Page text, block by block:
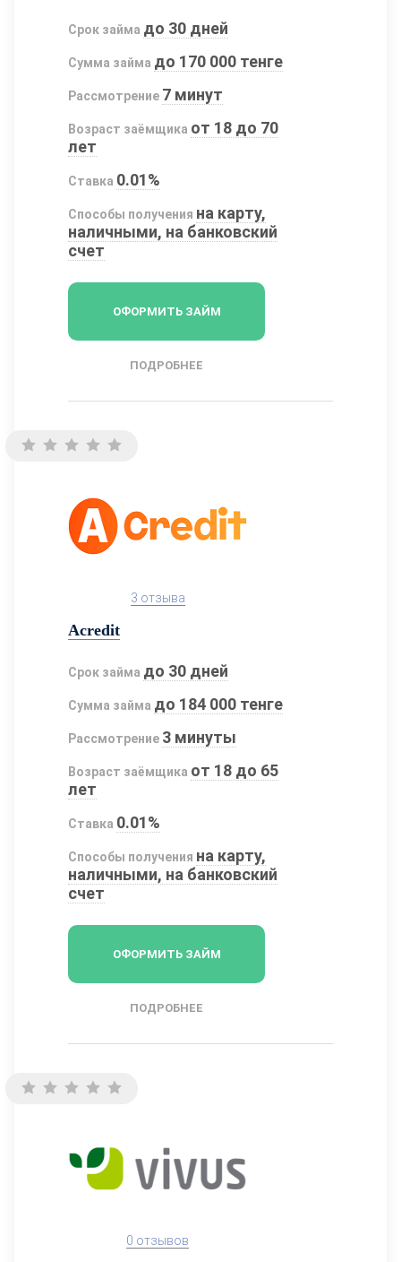
Срок займа до 30 дней
Сумма займа до 170 000 тенге
Рассмотрение 7 минут
Возраст заёмщика от 18 до 70
лет
Ставка 0.01%
Способы получения на карту,
наличными, на банковский
счет
ОФОРМИТЬ ЗАЙМ
ПОДРОБНЕЕ
3 отзыва
Acredit
Срок займа до 30 дней
Сумма займа до 184 000 тенге
Рассмотрение 3 минуты
Возраст заёмщика от 18 до 65
лет
Ставка 0.01%
Способы получения на карту,
наличными, на банковский
счет
ОФОРМИТЬ ЗАЙМ
ПОДРОБНЕЕ
0 отзывов